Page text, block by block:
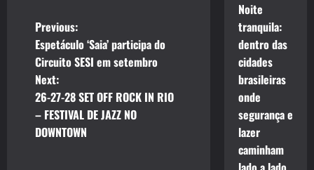
P
o
s
t
Previous:
Espetáculo ‘Saia’ participa do
Circuito SESI em setembro
Next:
26-27-28 SET OFF ROCK IN RIO
– FESTIVAL DE JAZZ NO
DOWNTOWN
Noite
tranquila:
dentro das
cidades
brasileiras
onde
segurança e
lazer
caminham